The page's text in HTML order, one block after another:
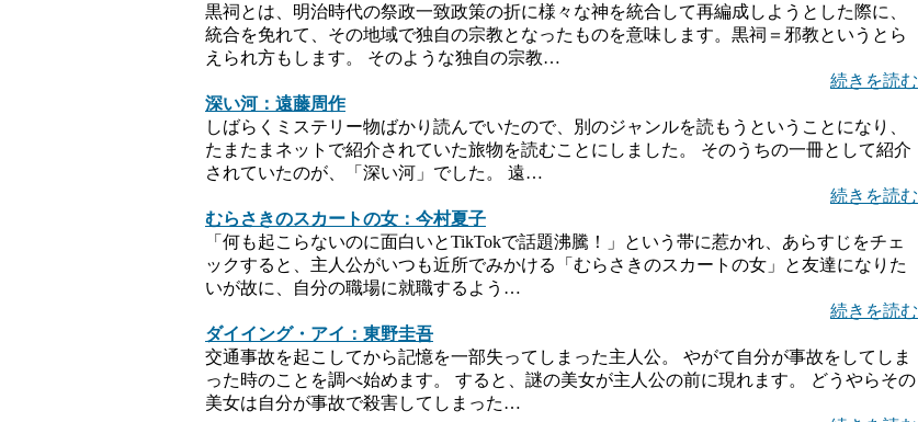
黒祠とは、明治時代の祭政一致政策の折に様々な神を統合して再編成しようとした際に、
統合を免れて、その地域で独自の宗教となったものを意味します。黒祠＝邪教というとら
えられ方もします。 そのような独自の宗教…
続きを読む
深い河：遠藤周作
しばらくミステリー物ばかり読んでいたので、別のジャンルを読もうということになり、
たまたまネットで紹介されていた旅物を読むことにしました。 そのうちの一冊として紹介
されていたのが、「深い河」でした。 遠…
続きを読む
むらさきのスカートの女：今村夏子
「何も起こらないのに面白いとTikTokで話題沸騰！」という帯に惹かれ、あらすじをチェ
ックすると、主人公がいつも近所でみかける「むらさきのスカートの女」と友達になりた
いが故に、自分の職場に就職するよう…
続きを読む
ダイイング・アイ：東野圭吾
交通事故を起こしてから記憶を一部失ってしまった主人公。 やがて自分が事故をしてしま
った時のことを調べ始めます。 すると、謎の美女が主人公の前に現れます。 どうやらその
美女は自分が事故で殺害してしまった…